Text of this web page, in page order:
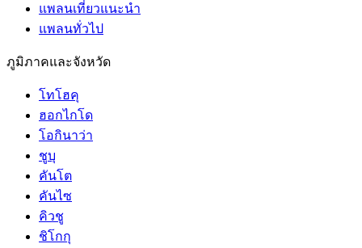
แพลนเที่ยวแนะนำ
แพลนทั่วไป
ภูมิภาคและจังหวัด
โทโฮคุ
ฮอกไกโด
โอกินาว่า
ชูบุ
คันโต
คันไซ
คิวชู
ชิโกกุ